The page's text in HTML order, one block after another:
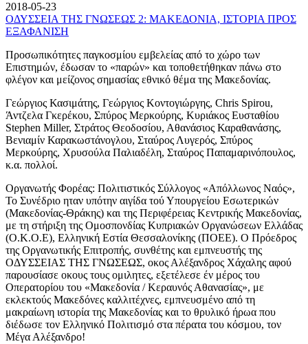
2018-05-23
ΟΔΥΣΣΕΙΑ ΤΗΣ ΓΝΩΣΕΩΣ 2: ΜΑΚΕΔΟΝΙΑ, ΙΣΤΟΡΙΑ ΠΡΟΣ
ΕΞΑΦΑΝΙΣΗ
Προσωπικότητες παγκοσμίου εμβελείας από το χώρο των
Επιστημών, έδωσαν το «παρών» και τοποθετήθηκαν πάνω στο
φλέγον και μείζονος σημασίας εθνικό θέμα της Μακεδονίας.
Γεώργιος Κασιμάτης, Γεώργιος Κοντογιώργης, Chris Spirou,
Άντζελα Γκερέκου, Σπύρος Μερκούρης, Κυριάκος Ευσταθίου
Stephen Miller, Στράτος Θεοδοσίου, Αθανάσιος Καραθανάσης,
Βενιαμίν Καρακωστάνογλου, Σταύρος Λυγερός, Σπύρος
Μερκούρης, Χρυσούλα Παλιαδέλη, Σταύρος Παπαμαρινόπουλος,
κ.α. πολλοί.
Οργανωτής Φορέας: Πολιτιστικός Σύλλογος «Απόλλωνος Ναός»,
Το Συνέδριο ηταν υπότην αιγίδα τού Υπουργείου Εσωτερικών
(Μακεδονίας-Θράκης) και της Περιφέρειας Κεντρικής Μακεδονίας,
με τη στήριξη της Ομοσπονδίας Κυπριακών Οργανώσεων Ελλάδας
(Ο.Κ.Ο.Ε), Ελληνική Εστία Θεσσαλονίκης (ΠΟΕΕ). Ο Πρόεδρος
της Οργανωτικής Επιτροπής, συνθέτης και εμπνευστής της
ΟΔΥΣΣΕΙΑΣ ΤΗΣ ΓΝΩΣΕΩΣ, οκος Αλέξανδρος Χάχαλης αφού
παρουσίασε οκους τους ομιλητες, εξετέλεσε έν μέρος του
Οπερατορίου του «Μακεδονία / Κεραυνός Αθανασίας», με
εκλεκτούς Μακεδόνες καλλιτέχνες, εμπνευσμένο από τη
μακραίωνη ιστορία της Μακεδονίας και το θρυλικό ήρωα που
διέδωσε τον Ελληνικό Πολιτισμό στα πέρατα του κόσμου, τον
Μέγα Αλέξανδρο!